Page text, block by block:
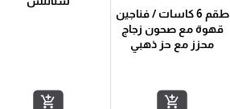
طقم 6 كاسات / فناجين
قهوة مع صحون زجاج
محزز مع حز ذهبي
add_shopping_cart
add_shopping_cart